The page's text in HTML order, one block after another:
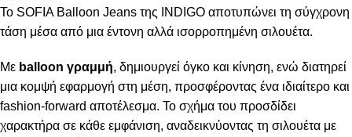
Το SOFIA Balloon Jeans της INDIGO αποτυπώνει τη σύγχρονη
τάση μέσα από μια έντονη αλλά ισορροπημένη σιλουέτα.
Με balloon γραμμή, δημιουργεί όγκο και κίνηση, ενώ διατηρεί
μια κομψή εφαρμογή στη μέση, προσφέροντας ένα ιδιαίτερο και
fashion-forward αποτέλεσμα. Το σχήμα του προσδίδει
χαρακτήρα σε κάθε εμφάνιση, αναδεικνύοντας τη σιλουέτα με